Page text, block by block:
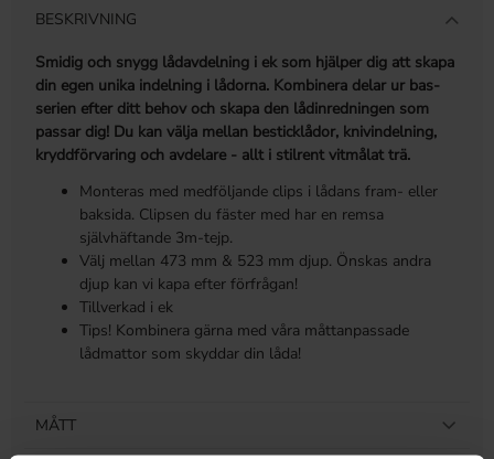
BESKRIVNING
Smidig och snygg lådavdelning i ek som hjälper dig att skapa
din egen unika indelning i lådorna. Kombinera delar ur bas-
serien efter ditt behov och skapa den lådinredningen som
passar dig! Du kan välja mellan besticklådor, knivindelning,
kryddförvaring och avdelare - allt i stilrent vitmålat trä.
Monteras med medföljande clips i lådans fram- eller
baksida. Clipsen du fäster med har en remsa
självhäftande 3m-tejp.
Välj mellan 473 mm & 523 mm djup. Önskas andra
djup kan vi kapa efter förfrågan!
Tillverkad i ek
Tips! Kombinera gärna med våra måttanpassade
lådmattor som skyddar din låda!
MÅTT